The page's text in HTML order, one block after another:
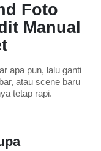
Foto
Manual
apa pun, lalu ganti
atau scene baru
tetap rapi.